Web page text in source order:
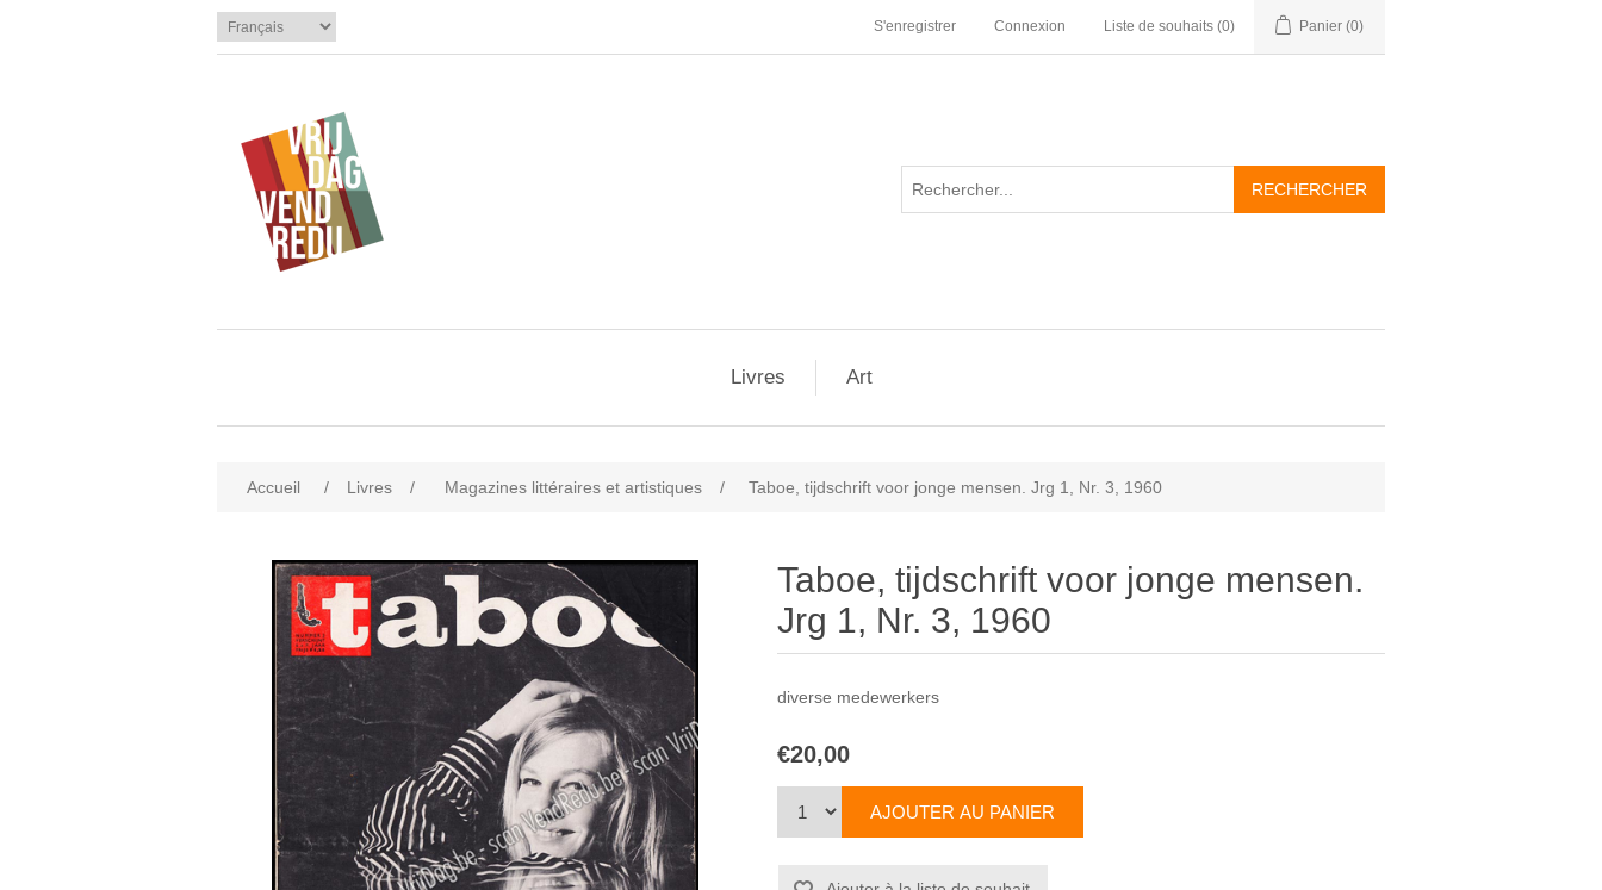
S'enregistrer Connexion Liste de souhaits (0) Panier (0)
Livres Art
Accueil / Livres / Magazines littéraires et artistiques / Taboe, tijdschrift voor jonge mensen. Jrg 1, Nr. 3, 1960
Taboe, tijdschrift voor jonge mensen.
Jrg 1, Nr. 3, 1960
diverse medewerkers
€20,00